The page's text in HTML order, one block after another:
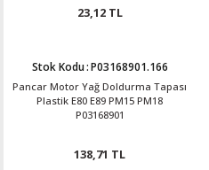
23,12 TL
Stok Kodu:P03168901.166
Pancar Motor Yağ Doldurma Tapası
Plastik E80 E89 PM15 PM18
P03168901
138,71 TL